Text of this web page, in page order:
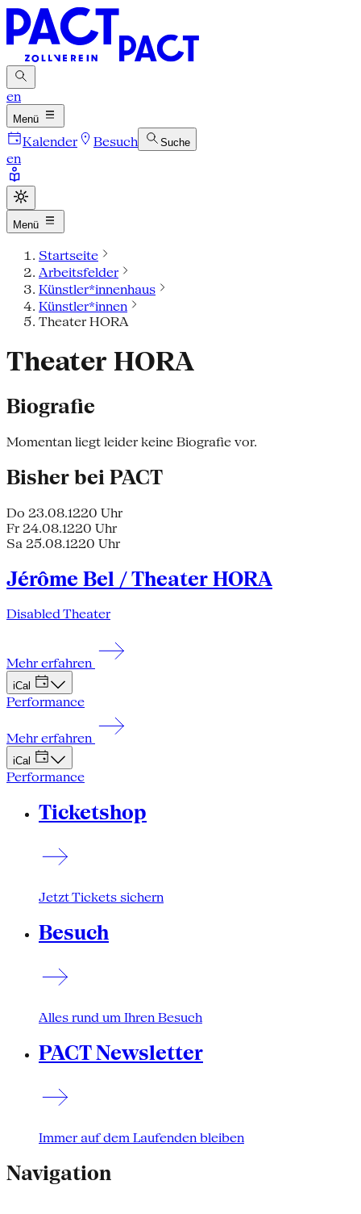
en
Menü
Kalender Besuch Suche
en
Menü
Startseite
Arbeitsfelder
Künstler*innenhaus
Künstler*innen
Theater HORA
Theater HORA
Biografie
Momentan liegt leider keine Biografie vor.
Bisher bei PACT
Do 23.08.1220 Uhr
Fr 24.08.1220 Uhr
Sa 25.08.1220 Uhr
Jérôme Bel / Theater HORA
Disabled Theater
Mehr erfahren
iCal
Performance
Mehr erfahren
iCal
Performance
Ticketshop
Jetzt Tickets sichern
Besuch
Alles rund um Ihren Besuch
PACT Newsletter
Immer auf dem Laufenden bleiben
Navigation